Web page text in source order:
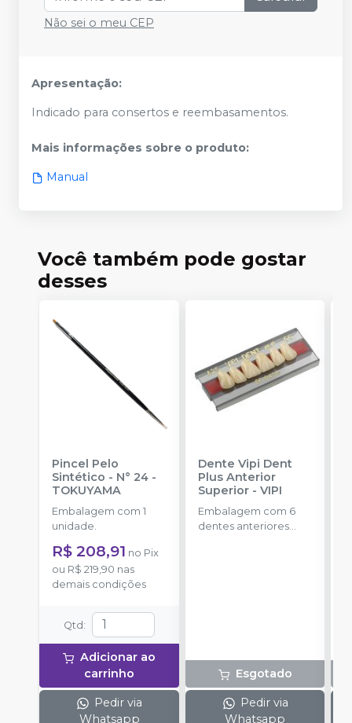
Não sei o meu CEP
Apresentação:
Indicado para consertos e reembasamentos.
Mais informações sobre o produto:
Manual
Você também pode gostar
desses
Pincel Pelo
Sintético - N° 24 -
TOKUYAMA
Embalagem com 1
unidade.
R$ 208,91 no Pix
ou R$ 219,90 nas
demais condições
Qtd :
Adicionar ao
carrinho
Pedir via
Whatsapp
Dente Vipi Dent
Plus Anterior
Superior- VIPI
Embalagem com 6
dentes anteriores
Esgotado
Pedir via
Whatsapp